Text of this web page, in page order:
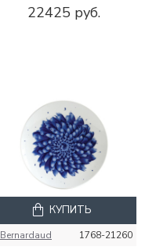
22425 руб.
Bernardaud 1768-21260
КУПИТЬ